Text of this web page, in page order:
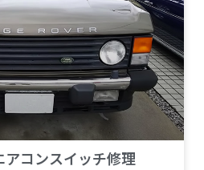
コンスイッチ修理